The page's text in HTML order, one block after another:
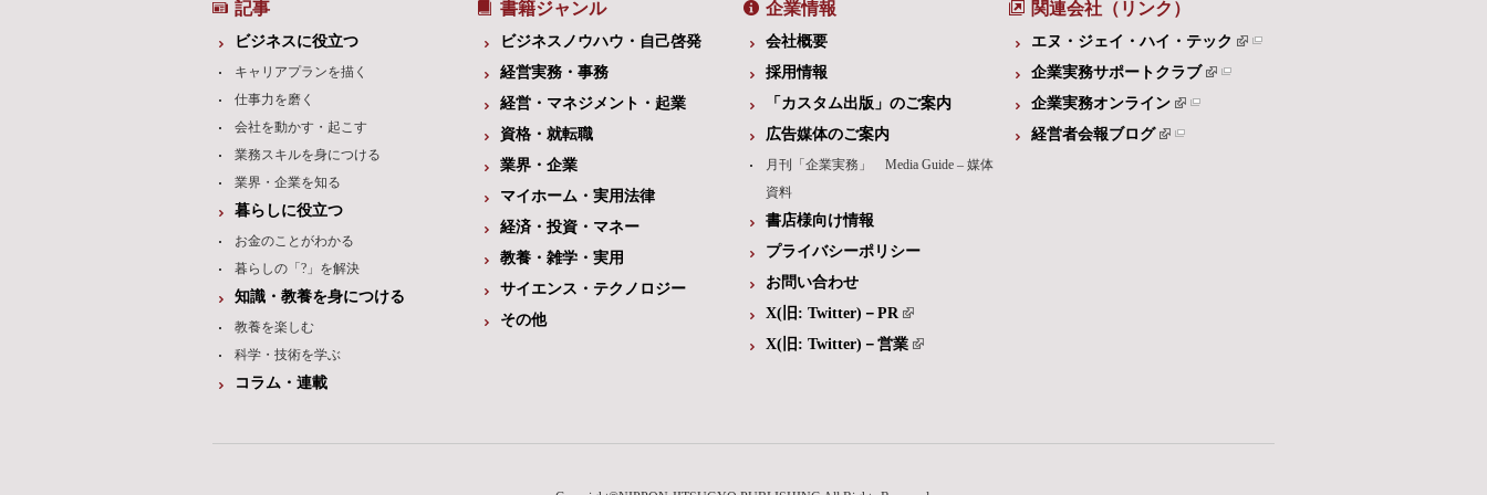
記事
ビジネスに役立つ
キャリアプランを描く
仕事力を磨く
会社を動かす・起こす
業務スキルを身につける
業界・企業を知る
暮らしに役立つ
お金のことがわかる
暮らしの「?」を解決
知識・教養を身につける
教養を楽しむ
科学・技術を学ぶ
コラム・連載
書籍ジャンル
ビジネスノウハウ・自己啓発
経営実務・事務
経営・マネジメント・起業
資格・就転職
業界・企業
マイホーム・実用法律
経済・投資・マネー
教養・雑学・実用
サイエンス・テクノロジー
その他
企業情報
会社概要
採用情報
「カスタム出版」のご案内
広告媒体のご案内
月刊「企業実務」 Media Guide – 媒体
資料
書店様向け情報
プライバシーポリシー
お問い合わせ
X(旧: Twitter)－PR
X(旧: Twitter)－営業
関連会社（リンク）
エヌ・ジェイ・ハイ・テック
企業実務サポートクラブ
企業実務オンライン
経営者会報ブログ